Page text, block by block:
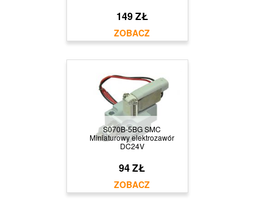
149 ZŁ
S070B-5BG SMC
Miniaturowy elektrozawór
DC24V
94 ZŁ